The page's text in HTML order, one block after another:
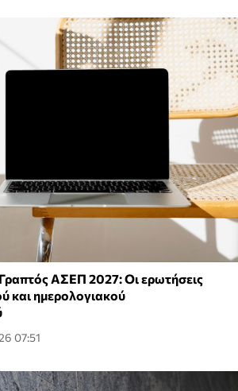
ΑΣΕΠ 2027: Οι ερωτήσεις
και ημερολογιακού
07:51